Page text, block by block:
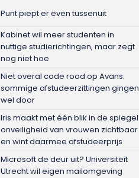
Punt piept er even tussenuit
Kabinet wil meer studenten in
nuttige studierichtingen, maar zegt
nog niet hoe
Niet overal code rood op Avans:
sommige afstudeerzittingen gingen
wel door
Iris maakt met één blik in de spiegel
onveiligheid van vrouwen zichtbaar
en wint daarmee afstudeerprijs
Microsoft de deur uit? Universiteit
Utrecht wil eigen mailomgeving